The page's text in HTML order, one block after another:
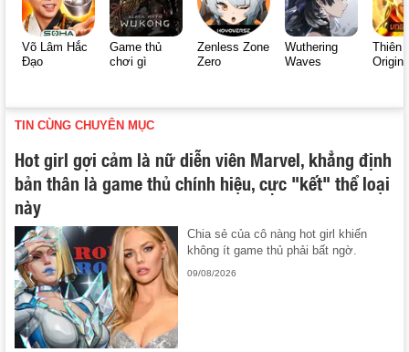
Võ Lâm Hắc
Đạo
Game thủ
chơi gì
Zenless Zone
Zero
Wuthering
Waves
Thiên
Origin
TIN CÙNG CHUYÊN MỤC
Hot girl gợi cảm là nữ diễn viên Marvel, khẳng định
bản thân là game thủ chính hiệu, cực "kết" thể loại
này
Chia sẻ của cô nàng hot girl khiến
không ít game thủ phải bất ngờ.
09/08/2026